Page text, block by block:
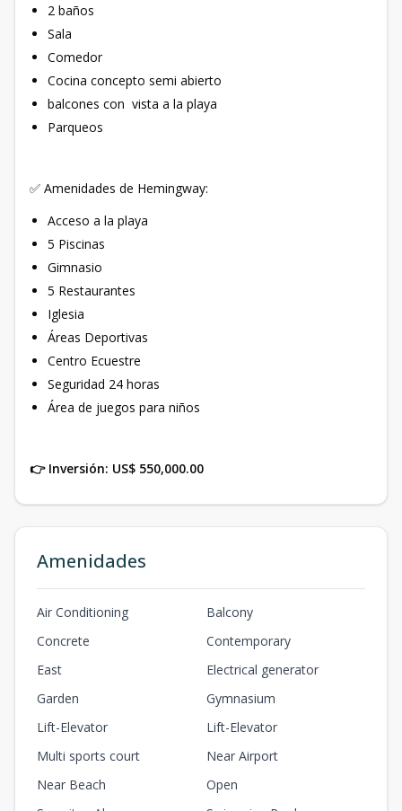
2 baños
Sala
Comedor
Cocina concepto semi abierto
balcones con vista a la playa
Parqueos
✅ Amenidades de Hemingway:
Acceso a la playa
5 Piscina⁣s
Gimnasio
5 Restaurantes
Iglesia
Áreas Deportivas
Centro Ecuestre
Seguridad 24 horas⁣
Área de juegos para niños
👉 Inversión: US$ 550,000.00
Amenidades
Air Conditioning
Balcony
Concrete
Contemporary
East
Electrical generator
Garden
Gymnasium
Lift-Elevator
Lift-Elevator
Multi sports court
Near Airport
Near Beach
Open